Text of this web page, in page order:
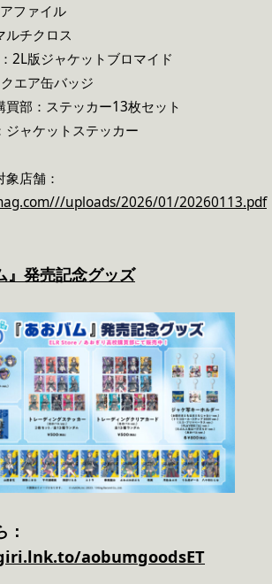
ファイル
ルチクロス
2L版ジャケットブロマイド
エア缶バッジ
買部：ステッカー13枚セット
ジャケットステッカー
店舗：
uploads/2026/01/20260113.pdf
発売記念グッズ
aobumgoodsET